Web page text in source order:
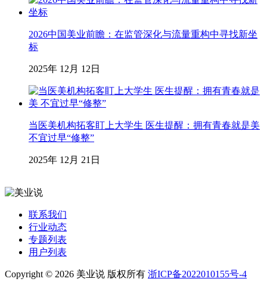
2026中国美业前瞻：在监管深化与流量重构中寻找新坐
标
2025年 12月 12日
当医美机构拓客盯上大学生 医生提醒：拥有青春就是美
不宜过早“修整”
2025年 12月 21日
联系我们
行业动态
专题列表
用户列表
Copyright © 2026 美业说 版权所有 浙ICP备2022010155号-4